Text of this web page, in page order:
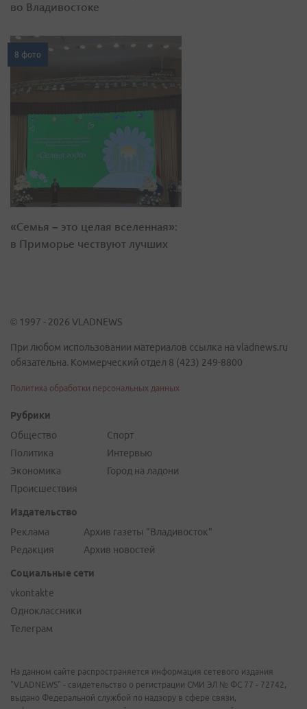
во Владивостоке
8 фото
«Семья – это целая вселенная»:
в Приморье чествуют лучших
© 1997 - 2026 VLADNEWS
При любом использовании материалов ссылка на vladnews.ru
обязательна. Коммерческий отдел 8 (423) 249-8800
Политика обработки персональных данных
Рубрики
Общество
Политика
Экономика
Происшествия
Спорт
Интервью
Город на ладони
Издательство
Реклама
Редакция
Архив газеты "Владивосток"
Архив новостей
Социальные сети
vkontakte
Одноклассники
Телеграм
На данном сайте распространяется информация сетевого издания
"VLADNEWS" - свидетельство о регистрации СМИ ЭЛ № ФС 77 - 72742,
выдано Федеральной службой по надзору в сфере связи,